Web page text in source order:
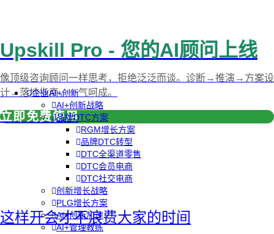
企业AI+创新
AI+创新战略
品牌DTC方案
RGM增长方案
品牌DTC转型
DTC全渠道零售
DTC会员电商
DTC社交电商
创新增长战略
PLG增长方案
AI+创新加速
AI+管理教练
Upskill Pro - 您的AI顾问上线
像顶级咨询顾问一样思考，拒绝泛泛而谈。诊断→推演→方案设
计→落地指南，一气呵成。
立即免费使用
这样开会才不浪费大家的时间